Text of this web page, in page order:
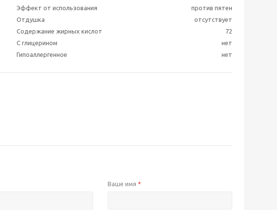
Эффект от использования
против пятен
Отдушка
отсутствует
Содержание жирных кислот
72
С глицерином
нет
Гипоаллергенное
нет
Ваше имя *